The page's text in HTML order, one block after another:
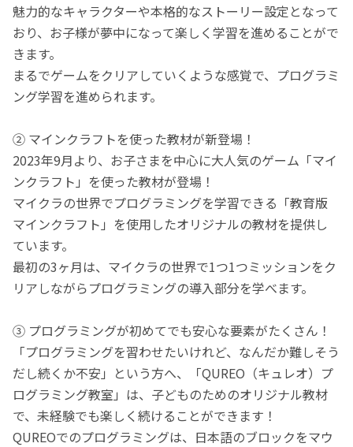
魅力的なキャラクターや本格的なストーリー設定となって
おり、お子様が夢中になって楽しく学習を進めることがで
きます。
まるでゲームをクリアしていくような感覚で、プログラミ
ング学習を進められます。
② マインクラフトを使った教材が新登場！
2023年9月より、お子さまを中心に大人気のゲーム「マイ
ンクラフト」を使った教材が登場！
マイクラの世界でプログラミングを学習できる「教育版
マインクラフト」を使用したオリジナルの教材を提供し
ています。
最初の3ヶ月は、マイクラの世界で1つ1つミッションをク
リアしながらプログラミングの導入部分を学べます。
③ プログラミングが初めてでも安心な要素がたくさん！
「プログラミングを習わせたいけれど、なんだか難しそう
だし続くか不安」という方へ、「QUREO（キュレオ）プ
ログラミング教室」は、子どものためのオリジナル教材
で、未経験でも楽しく続けることができます！
QUREOでのプログラミングは、日本語のブロックをマウ